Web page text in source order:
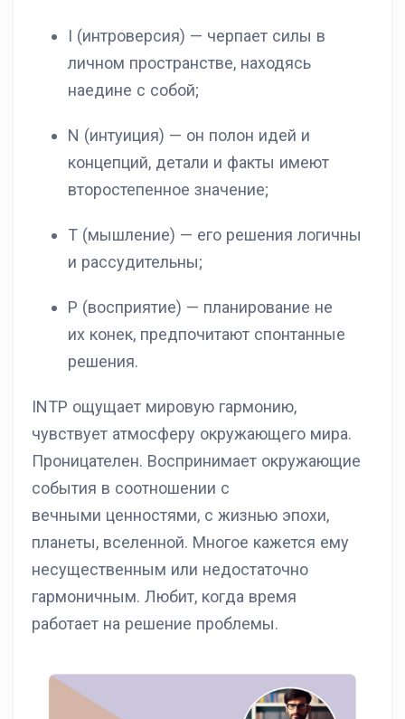
I (интроверсия) — черпает силы в
личном пространстве, находясь
наедине с собой;
N (интуиция) — он полон идей и
концепций, детали и факты имеют
второстепенное значение;
T (мышление) — его решения логичны
и рассудительны;
P (восприятие) — планирование не
их конек, предпочитают спонтанные
решения.
INTP ощущает мировую гармонию,
чувствует атмосферу окружающего мира.
Проницателен. Воспринимает окружающие
события в соотношении с
вечными ценностями, с жизнью эпохи,
планеты, вселенной. Многое кажется ему
несущественным или недостаточно
гармоничным. Любит, когда время
работает на решение проблемы.